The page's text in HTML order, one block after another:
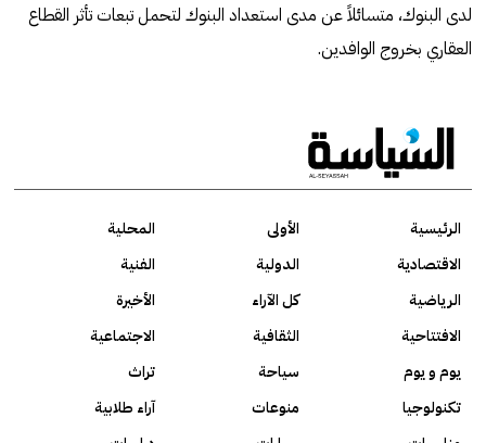
لدى البنوك، متسائلاً عن مدى استعداد البنوك لتحمل تبعات تأثر القطاع
العقاري بخروج الوافدين.
الرئيسية الأولى
المحلية
الاقتصادية
الدولية
الفنية
الرياضية
كل الآراء
الأخيرة
الافتتاحية
الثقافية
الاجتماعية
يوم و يوم
سياحة
تراث
تكنولوجيا
منوعات
آراء طلابية